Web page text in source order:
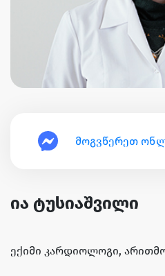
მოგვწერეთ
ია ტუსიაშვილი
ექიმი კარდიოლოგი,